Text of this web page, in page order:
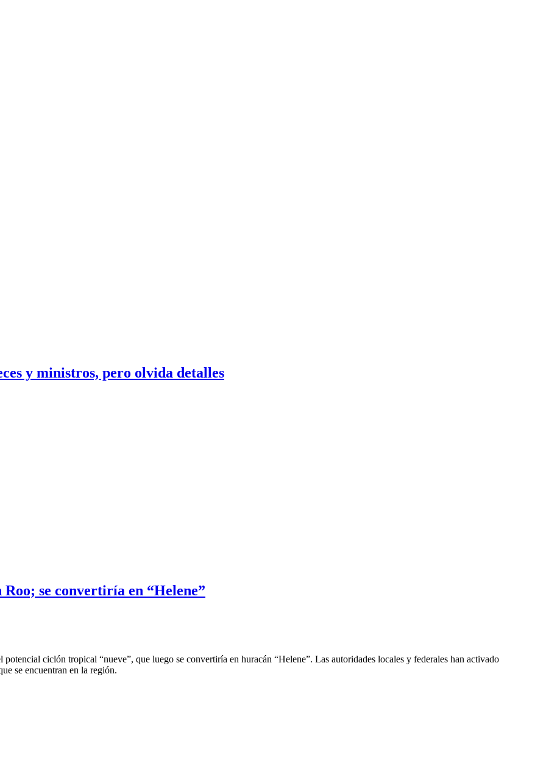
y ministros, pero olvida detalles
se convertiría en “Helene”
ciclón tropical “nueve”, que luego se convertiría en huracán “Helene”. Las autoridades locales y federales han activado
se encuentran en la región.